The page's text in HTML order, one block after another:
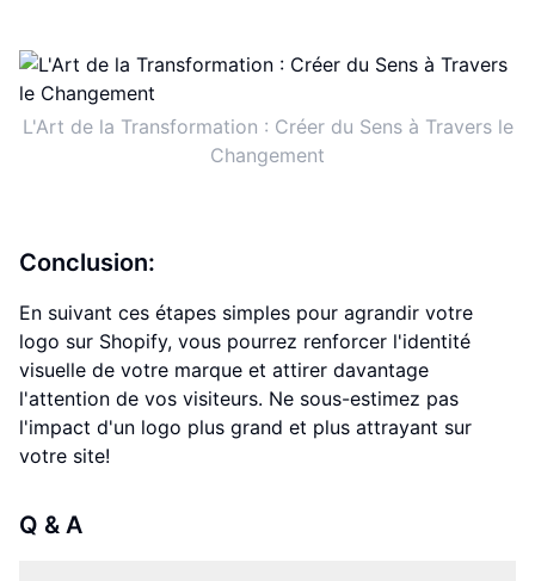
L'Art de la Transformation : Créer du Sens à Travers le
Changement
Conclusion:
En suivant ces étapes simples pour agrandir votre
logo sur Shopify, vous pourrez renforcer l'identité
visuelle de votre marque et attirer davantage
l'attention de vos visiteurs. Ne sous-estimez pas
l'impact d'un logo plus grand et plus attrayant sur
votre site!
Q & A